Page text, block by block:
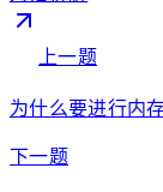
上一题
为什么要进行内
下一题arrow_forward